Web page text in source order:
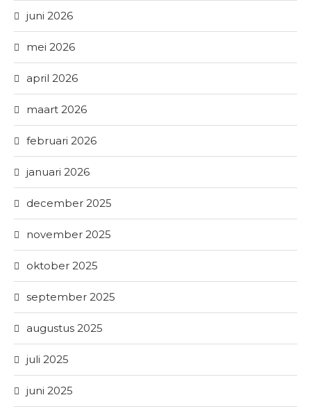
juni 2026
mei 2026
april 2026
maart 2026
februari 2026
januari 2026
december 2025
november 2025
oktober 2025
september 2025
augustus 2025
juli 2025
juni 2025